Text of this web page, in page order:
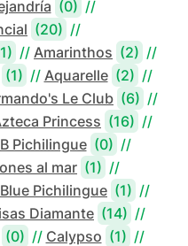
(0) //
(20) //
// Amarinthos (2) //
(1) // Aquarelle (2) //
Le Club (6) //
Princess (16) //
B Pichilingue (0) //
al mar (1) //
Blue Pichilingue (1) //
Diamante (14) //
(0) // Calypso (1) //